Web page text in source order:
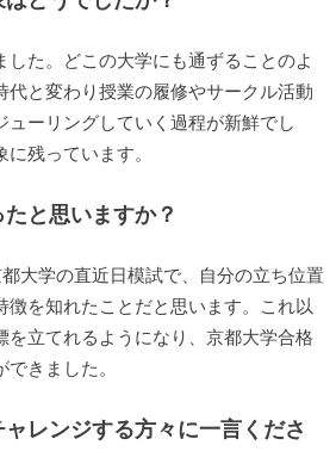
した。どこの大学にも通ずることのよ
代と変わり授業の履修やサークル活動
ューリングしていく過程が新鮮でし
残っています。
と思いますか？
大学の直近日模試で、自分の立ち位置
徴を知れたことだと思います。これ以
を立てれるようになり、京都大学合格
きました。
レンジする方々に一言くださ